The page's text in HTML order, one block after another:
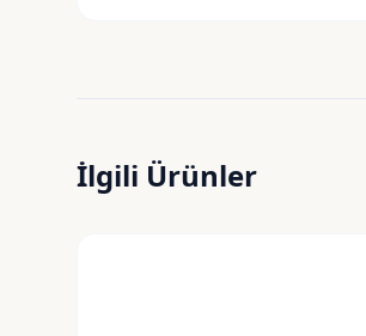
İlgili Ürünler